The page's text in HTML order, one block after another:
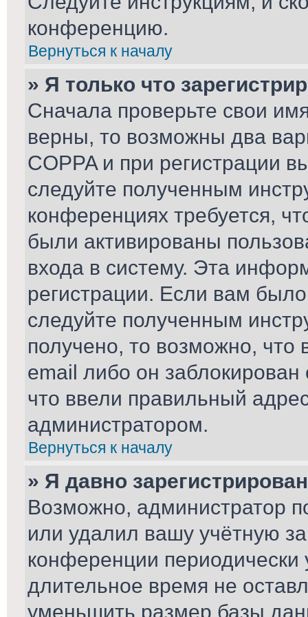
конференцию.
Вернуться к началу
» Я только что
Сначала проверьте свои
верны, то возможны два
COPPA и при регистрации
следуйте полученным
конференциях требуется,
были активированы
входа в систему. Эта
регистрации. Если вам
следуйте полученным
получено, то возможно,
email либо он
что ввели правильный
администратором.
Вернуться к началу
» Я давно
Возможно, администратор
или удалил вашу учётную
конференции периодически
длительное время не
уменьшить размер базы